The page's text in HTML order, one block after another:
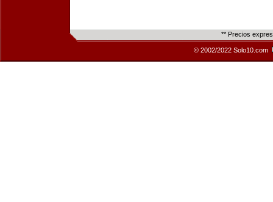
** Precios
© 2002/2022 Solo10.com